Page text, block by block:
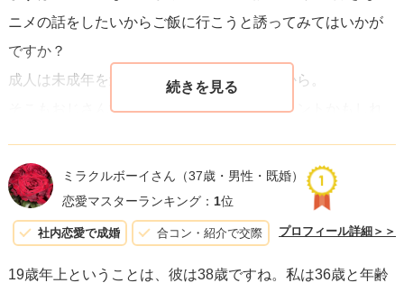
ニメの話をしたいからご飯に行こうと誘ってみてはいかが
ですか？
成人は未成年を連れ回してはいけないですから。
そこもおじさん世代は気になってしまうポイントかもしれ
ミラクルボーイさん （37歳・男性・既婚）
恋愛マスターランキング： 1位
社内恋愛で成婚 合コン・紹介で交際 プロフィール詳細＞＞
19歳年上ということは、彼は38歳ですね。私は36歳と年齢